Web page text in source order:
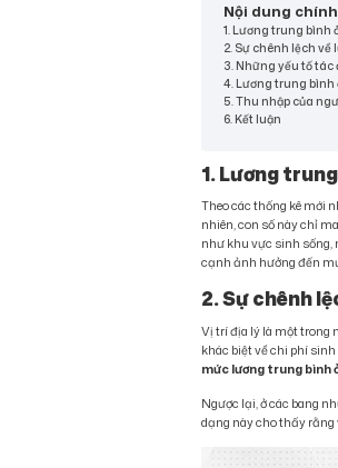
Nội dung
1. Lương trung bình
2. Sự chênh lệch
3. Những yếu tố
4. Lương trung
5. Thu nhập của
6. Kết luận
1. Lương
Theo các thống kê mới
nhiên, con số này chỉ
như khu vực sinh sống,
cạnh ảnh hưởng đến
2. Sự chênh
Vị trí địa lý là một trong
khác biệt về chi phí
mức lương trung bình
Ngược lại, ở các bang
dạng này cho thấy